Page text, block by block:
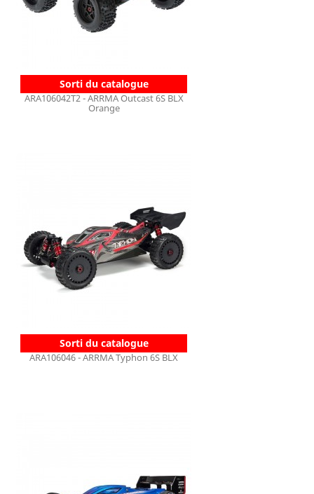
Sorti du catalogue
ARA106042T2 - ARRMA Outcast 6S BLX
Orange
Sorti du catalogue
ARA106046 - ARRMA Typhon 6S BLX